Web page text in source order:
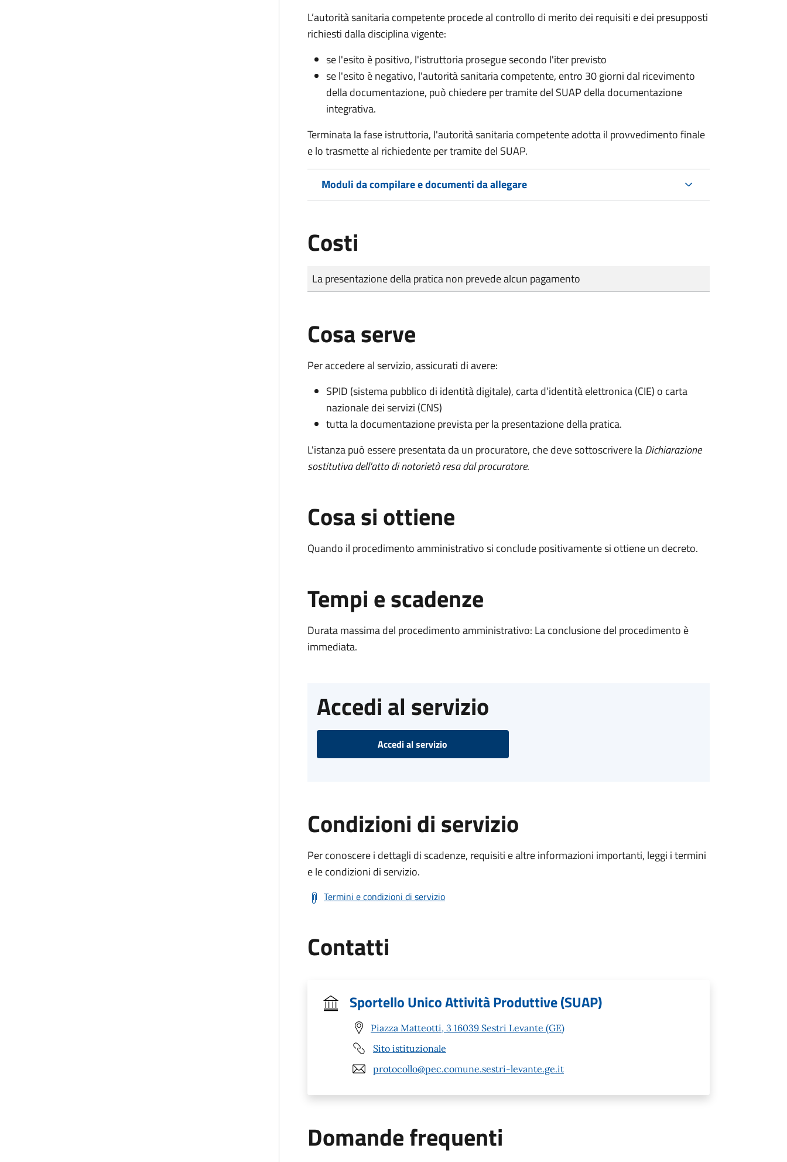
L’autorità sanitaria competente procede al controllo di merito dei requisiti e dei presupposti
richiesti dalla disciplina vigente:
se l'esito è positivo, l'istruttoria prosegue secondo l'iter previsto
se l'esito è negativo, l'autorità sanitaria competente, entro 30 giorni dal ricevimento
della documentazione, può chiedere per tramite del SUAP della documentazione
integrativa.
Terminata la fase istruttoria, l'autorità sanitaria competente adotta il provvedimento finale
e lo trasmette al richiedente per tramite del SUAP.
Moduli da compilare e documenti da allegare
Costi
Tipo di pagamento
Importo
La presentazione della pratica non prevede alcun pagamento
Cosa serve
Per accedere al servizio, assicurati di avere:
SPID (sistema pubblico di identità digitale), carta d’identità elettronica (CIE) o carta
nazionale dei servizi (CNS)
tutta la documentazione prevista per la presentazione della pratica.
L'istanza può essere presentata da un procuratore, che deve sottoscrivere laDichiarazione
sostitutiva dell'atto di notorietà resa dal procuratore.
Cosa si ottiene
Quando il procedimento amministrativo si conclude positivamente si ottiene un decreto.
Tempi e scadenze
Durata massima del procedimento amministrativo: La conclusione del procedimento è
immediata.
Accedi al servizio
Accedi al servizio
Condizioni di servizio
Per conoscere i dettagli di scadenze, requisiti e altre informazioni importanti, leggi i termini
e le condizioni di servizio.
Termini e condizioni di servizio
Contatti
Sportello Unico Attività Produttive (SUAP)
Piazza Matteotti, 3 16039 Sestri Levante (GE)
Sito istituzionale
protocollo@pec.comune.sestri-levante.ge.it
Domande frequenti